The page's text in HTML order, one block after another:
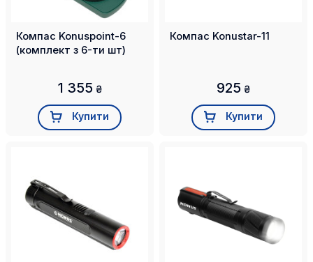
Компас Konuspoint-6
(комплект з 6-ти шт)
1 355 ₴
Купити
Компас Konustar-11
925 ₴
Купити